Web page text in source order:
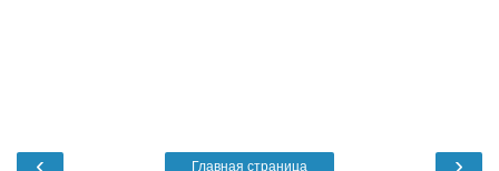
‹ ›
Главная страница